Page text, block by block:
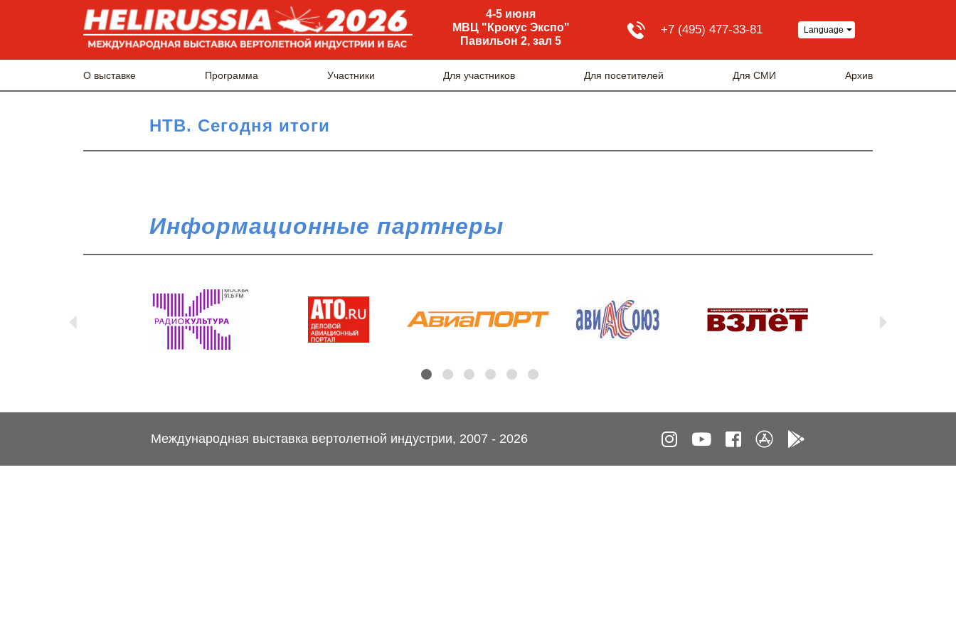
4-5 июня
МВЦ "Крокус Экспо"
Павильон 2, зал 5
+7 (495) 477-33-81 Language
О выставке Программа Участники Для участников Для посетителей Для СМИ Архив
НТВ. Сегодня итоги
Информационные партнеры
Международная выставка вертолетной индустрии, 2007 - 2026